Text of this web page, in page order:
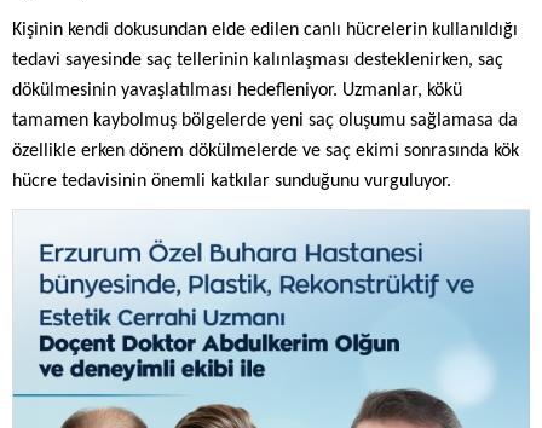
Kişinin kendi dokusundan elde edilen canlı hücrelerin kullanıldığı
tedavi sayesinde saç tellerinin kalınlaşması desteklenirken, saç
dökülmesinin yavaşlatılması hedefleniyor. Uzmanlar, kökü
tamamen kaybolmuş bölgelerde yeni saç oluşumu sağlamasa da
özellikle erken dönem dökülmelerde ve saç ekimi sonrasında kök
hücre tedavisinin önemli katkılar sunduğunu vurguluyor.